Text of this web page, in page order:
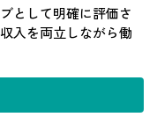
として明確に評価さ
入を両立しながら働